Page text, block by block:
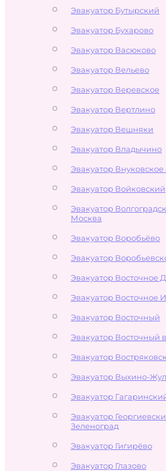
Эвакуатор Бутырский
Эвакуатор Бухарово
Эвакуатор Васюково
Эвакуатор Вельево
Эвакуатор Веревское
Эвакуатор Вертлино
Эвакуатор Вешняки
Эвакуатор Владычино
Эвакуатор
Эвакуатор Войковский
Эвакуатор
Москва
Эвакуатор Воробьёво
Эвакуатор
Эвакуатор Восточное
Эвакуатор Восточное
Эвакуатор Восточный
Эвакуатор Восточный
Эвакуатор
Эвакуатор Выхино-
Эвакуатор
Эвакуатор
Зеленоград
Эвакуатор Гигирёво
Эвакуатор Глазово